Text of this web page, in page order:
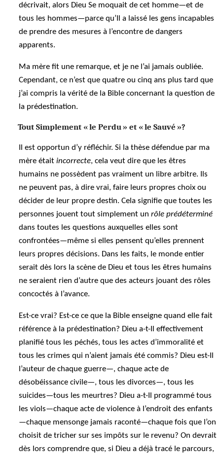
décrivait, alors Dieu Se moquait de cet homme—et de
tous les hommes—parce qu’Il a laissé les gens incapables
de prendre des mesures à l’encontre de dangers
apparents.
Ma mère fit une remarque, et je ne l’ai jamais oubliée.
Cependant, ce n’est que quatre ou cinq ans plus tard que
j’ai compris la vérité de la Bible concernant la question de
la prédestination.
Tout Simplement « le Perdu » et « le Sauvé »?
Il est opportun d’y réfléchir. Si la thèse défendue par ma
mère étaitincorrecte, cela veut dire que les êtres
humains ne possèdent pas vraiment un libre arbitre. Ils
ne peuvent pas, à dire vrai, faire leurs propres choix ou
décider de leur propre destin. Cela signifie que toutes les
personnes jouent tout simplement unrôle prédéterminé
dans toutes les questions auxquelles elles sont
confrontées—même si elles pensent qu’elles prennent
leurs propres décisions. Dans les faits, le monde entier
serait dès lors la scène de Dieu et tous les êtres humains
ne seraient rien d’autre que des acteurs jouant des rôles
concoctés à l’avance.
Est-ce vrai? Est-ce ce que la Bible enseigne quand elle fait
référence à la prédestination? Dieu a-t-Il effectivement
planifié tous les péchés, tous les actes d’immoralité et
tous les crimes qui n’aient jamais été commis? Dieu est-Il
l’auteur de chaque guerre—, chaque acte de
désobéissance civile—, tous les divorces—, tous les
suicides—tous les meurtres? Dieu a-t-Il programmé tous
les viols—chaque acte de violence à l’endroit des enfants
—chaque mensonge jamais raconté—chaque fois que l’on
choisit de tricher sur ses impôts sur le revenu? On devrait
dès lors comprendre que, si Dieu a déjà tracé le parcours,